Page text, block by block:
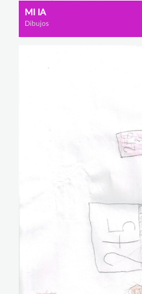
MI IA
Dibujos